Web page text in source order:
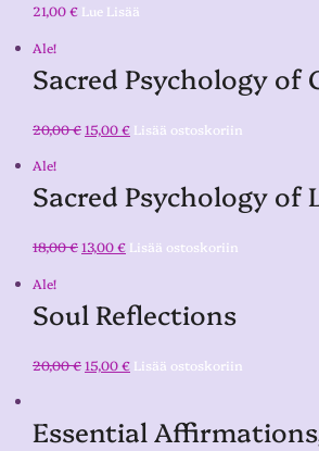
21,00€ Lue Lisää
Ale!
Sacred Psychology of
20,00€ 15,00€ Lisää ostoskoriin
Ale!
Sacred Psychology of
18,00€13,00€ Lisää ostoskoriin
Ale!
Soul Reflections
20,00€ 15,00€ Lisää ostoskoriin
Essential